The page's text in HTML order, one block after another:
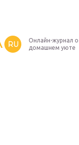
RU
Онлайн-журнал о
домашнем уюте